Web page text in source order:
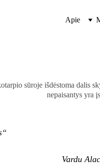
Apie
sūroje išdėstoma dalis
nepaisantys yra
“
Vardu